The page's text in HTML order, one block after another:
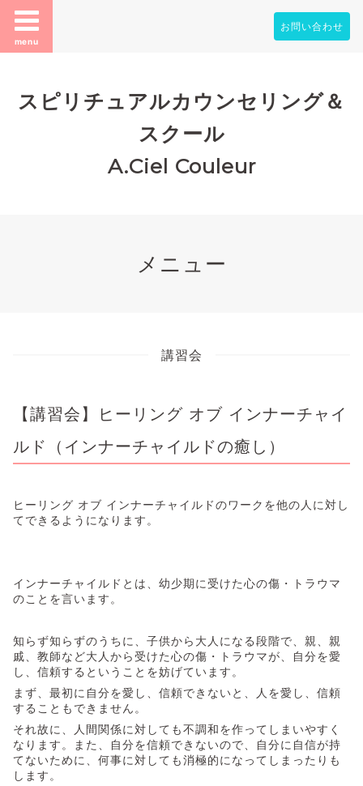
menu
お問い合わせ
スピリチュアルカウンセリング＆
スクール
A.Ciel Couleur
メニュー
講習会
【講習会】ヒーリング オブ インナーチャイ
ルド（インナーチャイルドの癒し）
ヒーリング オブ インナーチャイルドのワークを他の人に対し
てできるようになります。
インナーチャイルドとは、幼少期に受けた心の傷・トラウマ
のことを言います。
知らず知らずのうちに、子供から大人になる段階で、親、親
戚、教師など大人から受けた心の傷・トラウマが、自分を愛
し、信頼するということを妨げています。
まず、最初に自分を愛し、信頼できないと、人を愛し、信頼
することもできません。
それ故に、人間関係に対しても不調和を作ってしまいやすく
なります。また、自分を信頼できないので、自分に自信が持
てないために、何事に対しても消極的になってしまったりも
します。